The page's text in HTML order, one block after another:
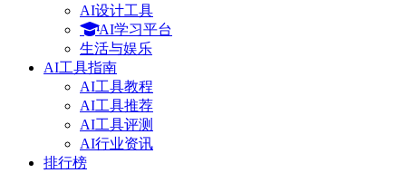
AI设计工具
AI学习平台
生活与娱乐
AI工具指南
AI工具教程
AI工具推荐
AI工具评测
AI行业资讯
排行榜